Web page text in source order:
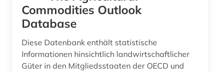
lexikon (1)
länder (1)
Commodities Outlook
Database
Diese Datenbank enthält statistische
Informationen hinsichtlich landwirtschaftlicher
Güter in den Mitgliedsstaaten der OECD und